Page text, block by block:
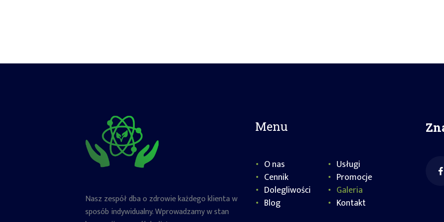
Nasz zespół dba o zdrowie każdego klienta w
sposób indywidualny. Wprowadzamy w stan
Menu
O nas
Usługi
Cennik
Promocje
Dolegliwości
Galeria
Blog
Kontakt